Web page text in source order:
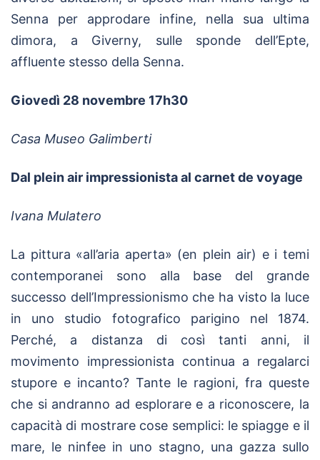
Senna per approdare infine, nella sua ultima
dimora, a Giverny, sulle sponde dell’Epte,
affluente stesso della Senna.
Giovedì 28 novembre 17h30
Casa Museo Galimberti
Dal plein air impressionista al carnet de voyage
Ivana Mulatero
La pittura «all’aria aperta» (en plein air) e i temi
contemporanei sono alla base del grande
successo dell’Impressionismo che ha visto la luce
in uno studio fotografico parigino nel 1874.
Perché, a distanza di così tanti anni, il
movimento impressionista continua a regalarci
stupore e incanto? Tante le ragioni, fra queste
che si andranno ad esplorare e a riconoscere, la
capacità di mostrare cose semplici: le spiagge e il
mare, le ninfee in uno stagno, una gazza sullo